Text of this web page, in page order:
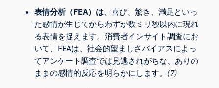
表情分析（FEA）は 、喜び、驚き、満足といっ
た感情が生じてからわずか数ミリ秒以内に現れ
る表情を捉えます。消費者インサイト調査にお
いて、FEAは、社会的望ましさバイアスによっ
てアンケート調査では見逃されがちな、ありの
ままの感情的反応を明らかにします。 (7)